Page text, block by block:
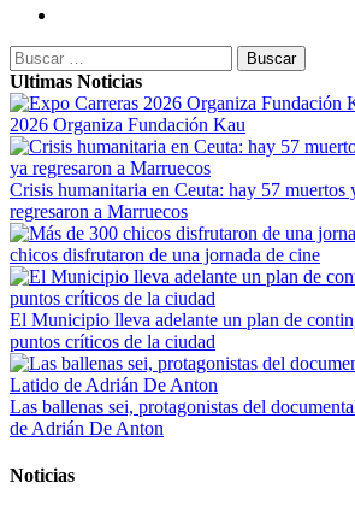
Buscar:
Ultimas Noticias
2026 Organiza Fundación Kau
Crisis humanitaria en Ceuta: hay 57 muertos
regresaron a Marruecos
chicos disfrutaron de una jornada de cine
El Municipio lleva adelante un plan de
puntos críticos de la ciudad
Las ballenas sei, protagonistas del
de Adrián De Anton
Noticias